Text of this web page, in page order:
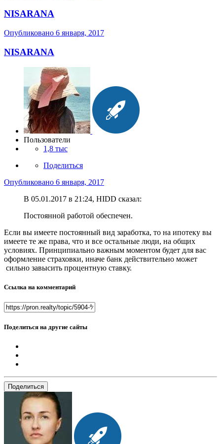
NISARANA
Опубликовано 6 января, 2017
NISARANA
Пользователи
1,8 тыс
Поделиться
Опубликовано 6 января, 2017
В 05.01.2017 в 21:24, HIDD сказал:
Постоянной работой обеспечен.
Если вы имеете постоянный вид заработка, то на ипотеку вы
имеете те же права, что и все остальные люди, на общих
условиях. Принципиально важным моментом будет для вас
оформление страховки, иначе банк действительно может
сильно завысить процентную ставку.
Ссылка на комментарий
Поделиться на другие сайты
Поделиться